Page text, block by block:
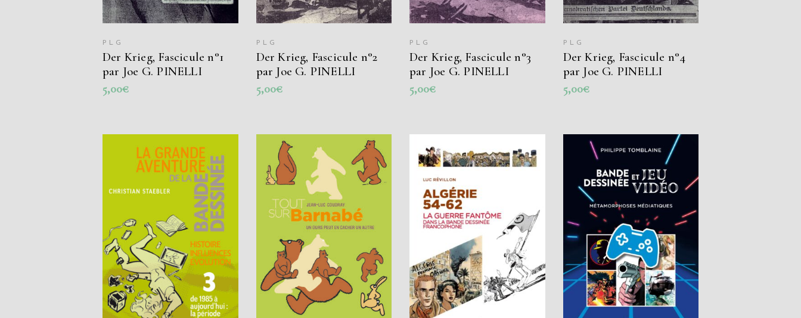
PLG
Der Krieg, Fascicule n°1
par Joe G. PINELLI
5,00€
PLG
Der Krieg, Fascicule n°2
par Joe G. PINELLI
5,00€
PLG
Der Krieg, Fascicule n°3
par Joe G. PINELLI
5,00€
PLG
Der Krieg, Fascicule n°4
par Joe G. PINELLI
5,00€
AJOUTER AU PANIER AJOUTER AU PANIER AJOUTER AU PANIER AJOUTER AU PANIER